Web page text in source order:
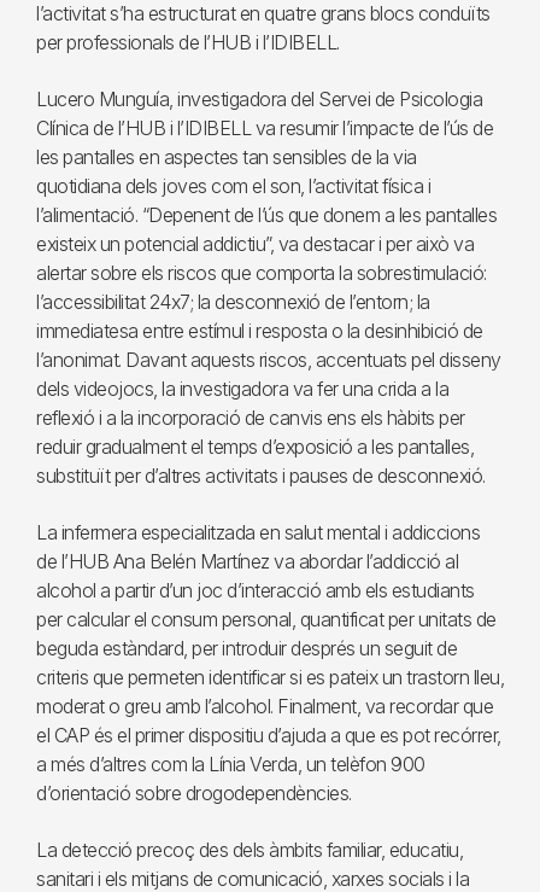
l’activitat s’ha estructurat en quatre grans blocs conduïts
per professionals de l’HUB i l’IDIBELL.
Lucero Munguía, investigadora del Servei de Psicologia
Clínica de l’HUB i l’IDIBELL va resumir l’impacte de l’ús de
les pantalles en aspectes tan sensibles de la via
quotidiana dels joves com el son, l’activitat física i
l’alimentació. “Depenent de l’ús que donem a les pantalles
existeix un potencial addictiu”, va destacar i per això va
alertar sobre els riscos que comporta la sobrestimulació:
l’accessibilitat 24x7; la desconnexió de l’entorn; la
immediatesa entre estímul i resposta o la desinhibició de
l’anonimat. Davant aquests riscos, accentuats pel disseny
dels videojocs, la investigadora va fer una crida a la
reflexió i a la incorporació de canvis ens els hàbits per
reduir gradualment el temps d’exposició a les pantalles,
substituït per d’altres activitats i pauses de desconnexió.
La infermera especialitzada en salut mental i addiccions
de l’HUB Ana Belén Martínez va abordar l’addicció al
alcohol a partir d’un joc d’interacció amb els estudiants
per calcular el consum personal, quantificat per unitats de
beguda estàndard, per introduir després un seguit de
criteris que permeten identificar si es pateix un trastorn lleu,
moderat o greu amb l’alcohol. Finalment, va recordar que
el CAP és el primer dispositiu d’ajuda a que es pot recórrer,
a més d’altres com la Línia Verda, un telèfon 900
d’orientació sobre drogodependències.
La detecció precoç des dels àmbits familiar, educatiu,
sanitari i els mitjans de comunicació, xarxes socials i la